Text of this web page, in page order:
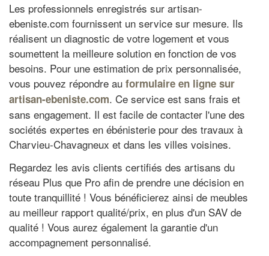
Les professionnels enregistrés sur artisan-
ebeniste.com fournissent un service sur mesure. Ils
réalisent un diagnostic de votre logement et vous
soumettent la meilleure solution en fonction de vos
besoins. Pour une estimation de prix personnalisée,
vous pouvez répondre au formulaire en ligne sur
artisan-ebeniste.com. Ce service est sans frais et
sans engagement. Il est facile de contacter l'une des
sociétés expertes en ébénisterie pour des travaux à
Charvieu-Chavagneux et dans les villes voisines.
Regardez les avis clients certifiés des artisans du
réseau Plus que Pro afin de prendre une décision en
toute tranquillité ! Vous bénéficierez ainsi de meubles
au meilleur rapport qualité/prix, en plus d'un SAV de
qualité ! Vous aurez également la garantie d'un
accompagnement personnalisé.